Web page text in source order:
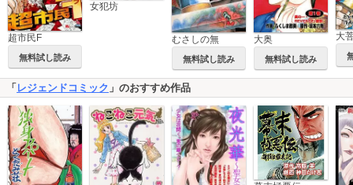
超市民F
無料試し読み
女犯坊
むさしの無
無料試し読み
大奥
無料試し読み
「レジェンドコミック 」のおすすめ作品